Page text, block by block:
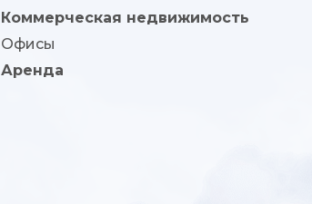
Коммерческая недвижимость
Офисы
Аренда